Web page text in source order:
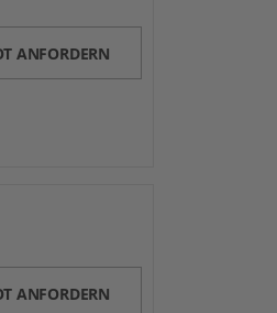
ANFORDERN
ANFORDERN